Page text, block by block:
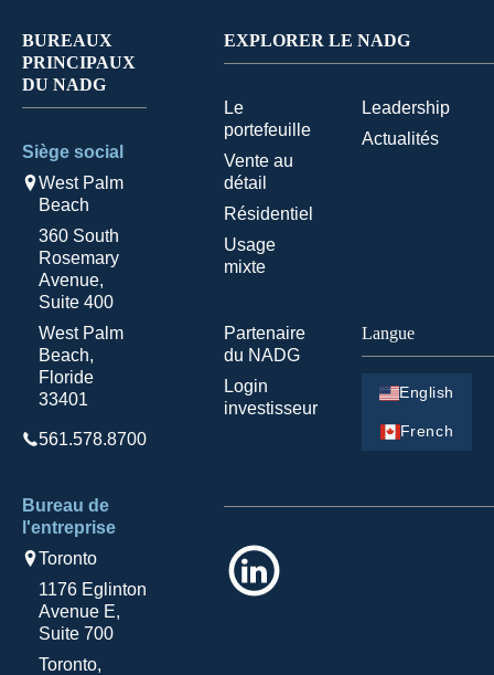
BUREAUX
PRINCIPAUX
DU NADG
Siège social
West Palm
Beach
360 South
Rosemary
Avenue,
Suite 400
West Palm
Beach,
Floride
33401
561.578.8700
Bureau de
l'entreprise
Toronto
1176 Eglinton
Avenue E,
Suite 700
Toronto,
EXPLORER LE NADG
Le
portefeuille
Vente au
détail
Résidentiel
Usage
mixte
Leadership
Actualités
Partenaire
du NADG
Login
investisseur
Langue
English
French
LinkedIn